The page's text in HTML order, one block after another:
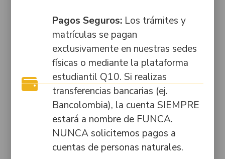
Educación de
Bogotá.
Licencia de
Funcionamiento
Sede Itagüí:
Resolución N.º
25669 de
2014, emitida
Municipal de
Av.
Caracas
48
Itagüí:
Cra.
50
#46-
35
PQRSF
Documentos
ESAL
Trabaja
con
Pagos Seguros:Los trámites y
matrículas se pagan
exclusivamente en nuestras sedes
físicas o mediante la plataforma
estudiantil Q10. Si realizas
transferencias bancarias (ej.
Bancolombia), la cuenta SIEMPRE
estará a nombre de FUNCA.
NUNCA solicitemos pagos a
cuentas de personas naturales.